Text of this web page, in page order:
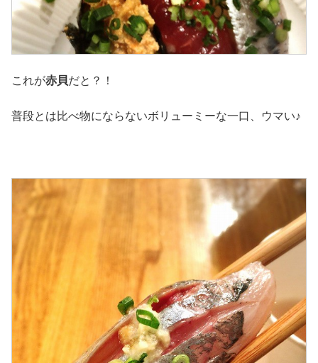
これが赤貝だと？！
普段とは比べ物にならないボリューミーな一口、ウマい♪